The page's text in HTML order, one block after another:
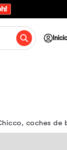
coches de